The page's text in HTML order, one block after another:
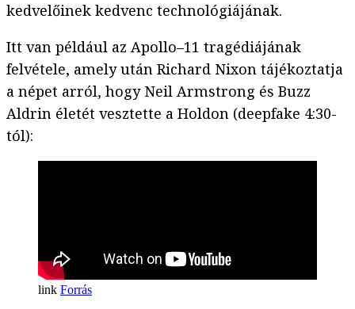
kedvelőinek kedvenc technológiájának.
Itt van például az Apollo–11 tragédiájának
felvétele, amely után Richard Nixon tájékoztatja
a népet arról, hogy Neil Armstrong és Buzz
Aldrin életét vesztette a Holdon (deepfake 4:30-
tól):
Forrás